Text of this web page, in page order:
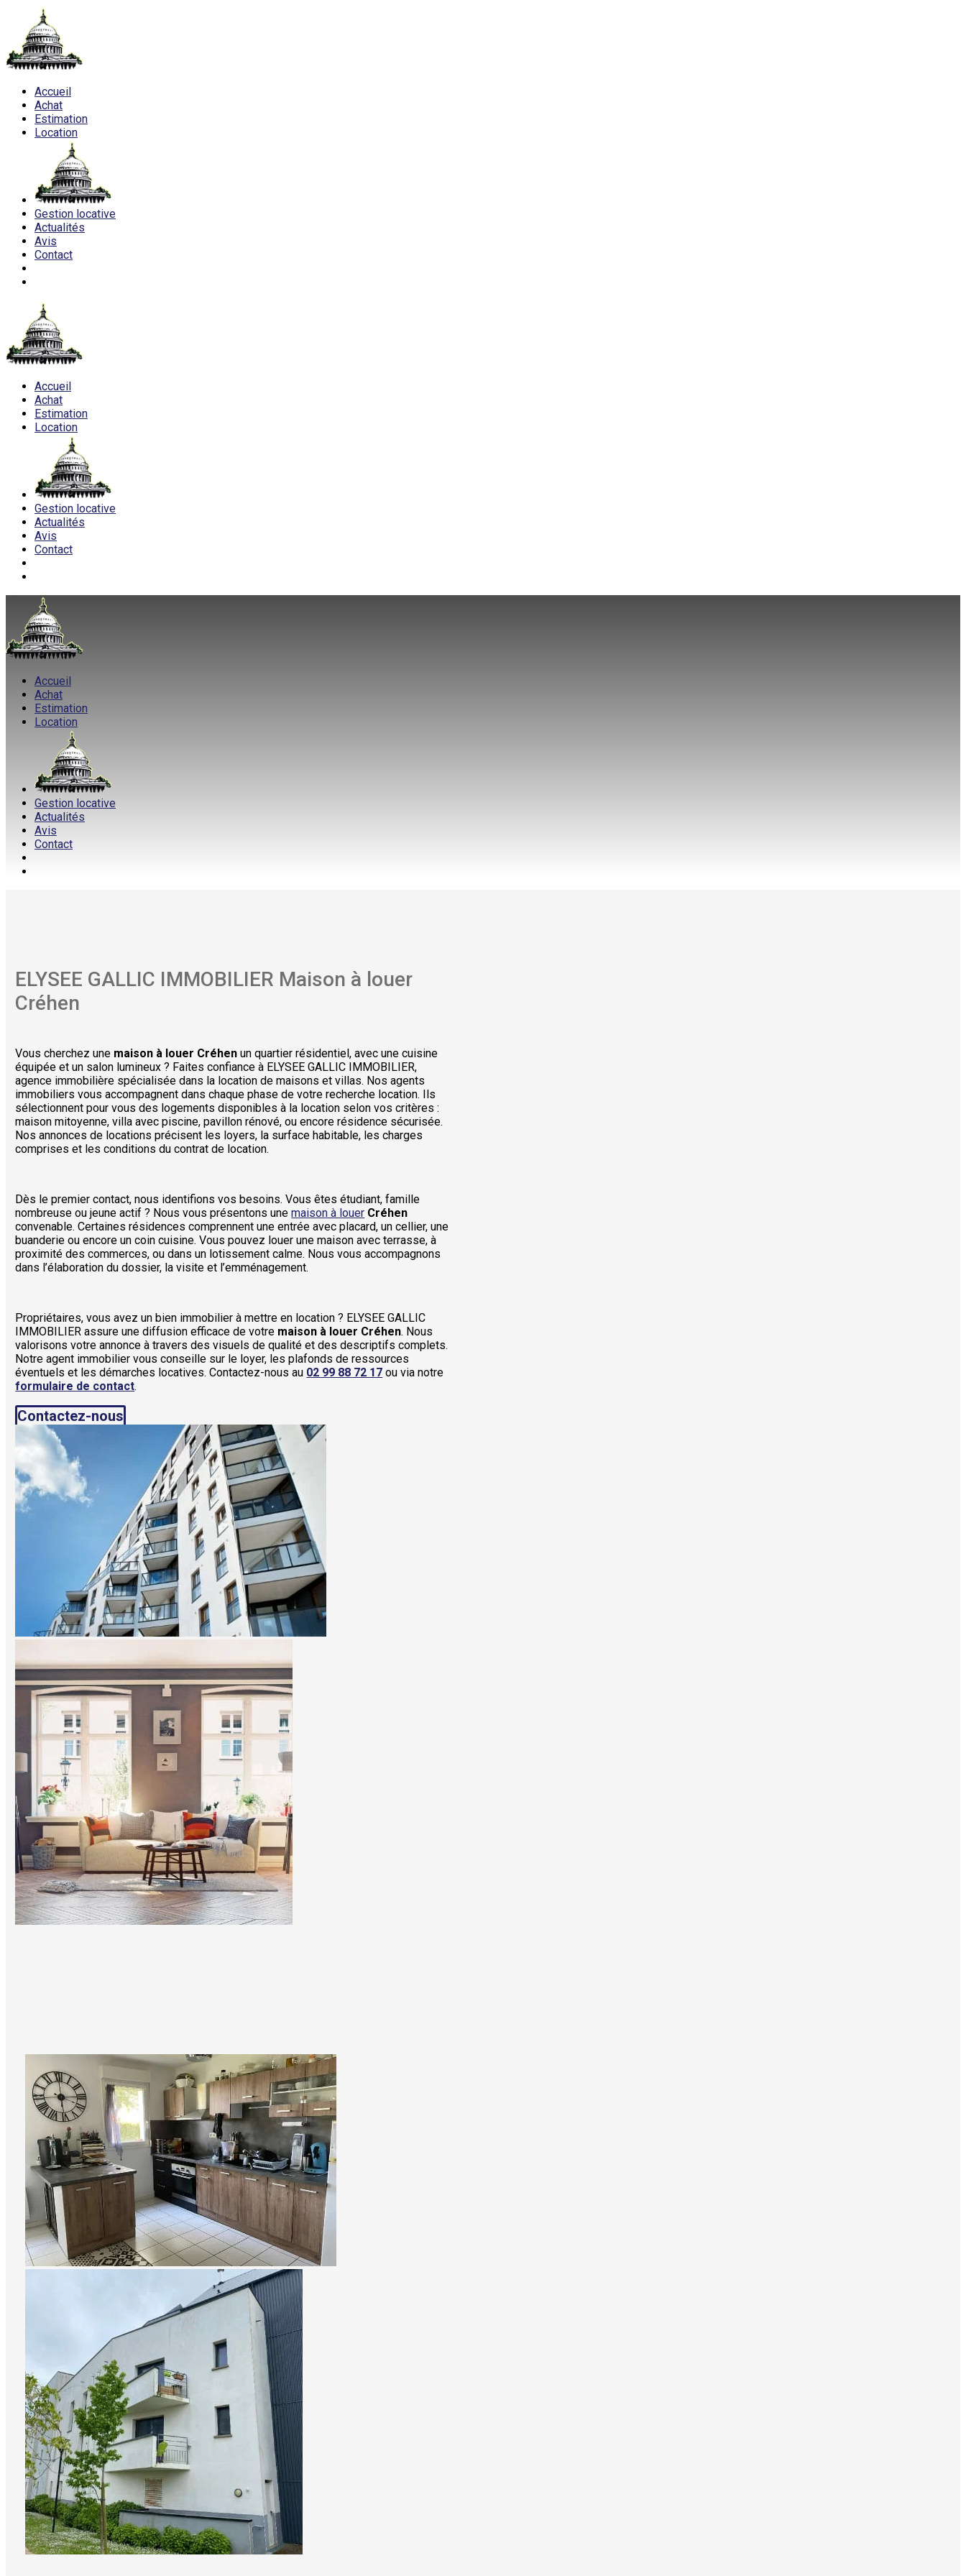
Accueil
Achat
Estimation
Location
Gestion locative
Actualités
Avis
Contact
Accueil
Achat
Estimation
Location
Gestion locative
Actualités
Avis
Contact
Accueil
Achat
Estimation
Location
Gestion locative
Actualités
Avis
Contact
ELYSEE GALLIC IMMOBILIER Maison à louer
Créhen
Vous cherchez une maison à louer Créhen un quartier résidentiel, avec une cuisine
équipée et un salon lumineux ? Faites confiance à ELYSEE GALLIC IMMOBILIER,
agence immobilière spécialisée dans la location de maisons et villas. Nos agents
immobiliers vous accompagnent dans chaque phase de votre recherche location. Ils
sélectionnent pour vous des logements disponibles à la location selon vos critères :
maison mitoyenne, villa avec piscine, pavillon rénové, ou encore résidence sécurisée.
Nos annonces de locations précisent les loyers, la surface habitable, les charges
comprises et les conditions du contrat de location.
Dès le premier contact, nous identifions vos besoins. Vous êtes étudiant, famille
nombreuse ou jeune actif ? Nous vous présentons unemaison à louer Créhen
convenable. Certaines résidences comprennent une entrée avec placard, un cellier, une
buanderie ou encore un coin cuisine. Vous pouvez louer une maison avec terrasse, à
proximité des commerces, ou dans un lotissement calme. Nous vous accompagnons
dans l’élaboration du dossier, la visite et l’emménagement.
Propriétaires, vous avez un bien immobilier à mettre en location ? ELYSEE GALLIC
IMMOBILIER assure une diffusion efficace de votre maison à louer Créhen. Nous
valorisons votre annonce à travers des visuels de qualité et des descriptifs complets.
Notre agent immobilier vous conseille sur le loyer, les plafonds de ressources
éventuels et les démarches locatives. Contactez-nous au 02 99 88 72 17 ou via notre
formulaire de contact.
Contactez-nous